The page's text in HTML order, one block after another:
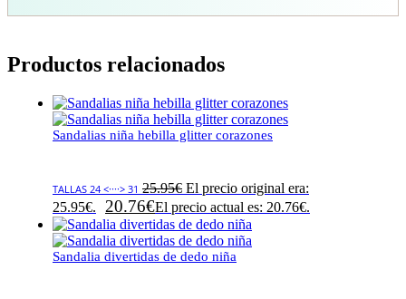
Productos relacionados
Sandalias niña hebilla glitter corazones
TALLAS 24 <····> 31 25.95€ El precio original era:
25.95€.
20.76€El precio actual es: 20.76€.
Sandalia divertidas de dedo niña